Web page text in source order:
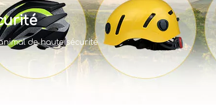
de haute sécurité